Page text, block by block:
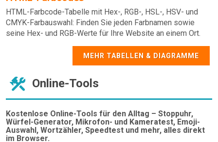
HTML-Farbcode-Tabelle mit Hex-, RGB-, HSL-, HSV- und
CMYK-Farbauswahl: Finden Sie jeden Farbnamen sowie
seine Hex- und RGB-Werte für Ihre Website an einem Ort.
MEHR TABELLEN & DIAGRAMME
Online-Tools
Kostenlose Online-Tools für den Alltag – Stoppuhr,
Würfel-Generator, Mikrofon- und Kameratest, Emoji-
Auswahl, Wortzähler, Speedtest und mehr, alles direkt
im Browser.